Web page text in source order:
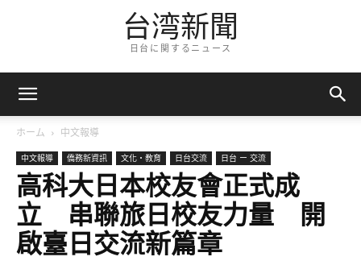
台湾新聞
日台に関するニュース
ホーム 中文報導
中文報導 僑務新資訊 文化・教育 日台交流 日台 ー 交流
高科大日本校友會正式成
立 串聯旅日校友力量 開
啟臺日交流新篇章